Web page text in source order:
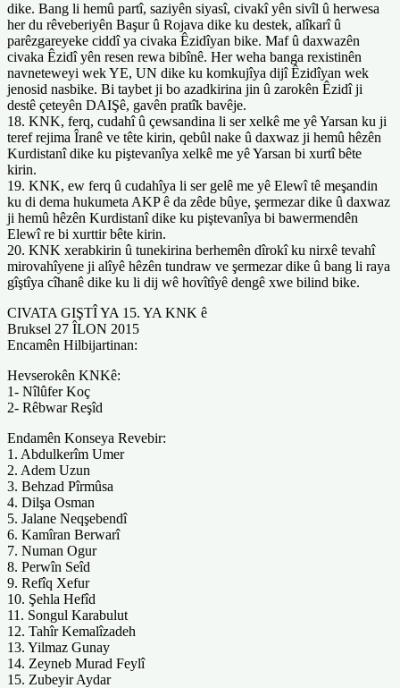
dike. Bang li hemû partî, saziyên siyasî, civakî yên sivîl û herwesa
her du rêveberiyên Başur û Rojava dike ku destek, alîkarî û
parêzgareyeke ciddî ya civaka Êzidîyan bike. Maf û daxwazên
civaka Êzidî yên resen rewa bibînê. Her weha banga rexistinên
navneteweyi wek YE, UN dike ku komkujîya dijî Êzidîyan wek
jenosid nasbike. Bi taybet ji bo azadkirina jin û zarokên Êzidî ji
destê çeteyên DAIŞê, gavên pratîk bavêje.
18. KNK, ferq, cudahî û çewsandina li ser xelkê me yê Yarsan ku ji
teref rejima Îranê ve tête kirin, qebûl nake û daxwaz ji hemû hêzên
Kurdistanî dike ku piştevanîya xelkê me yê Yarsan bi xurtî bête
kirin.
19. KNK, ew ferq û cudahîya li ser gelê me yê Elewî tê meşandin
ku di dema hukumeta AKP ê da zêde bûye, şermezar dike û daxwaz
ji hemû hêzên Kurdistanî dike ku piştevanîya bi bawermendên
Elewî re bi xurttir bête kirin.
20. KNK xerabkirin û tunekirina berhemên dîrokî ku nirxê tevahî
mirovahîyene ji alîyê hêzên tundraw ve şermezar dike û bang li raya
gîştîya cîhanê dike ku li dij wê hovîtîyê dengê xwe bilind bike.
CIVATA GIŞTÎ YA 15. YA KNK ê
Bruksel 27 ÎLON 2015
Encamên Hilbijartinan:
Hevserokên KNKê:
1- Nîlûfer Koç
2- Rêbwar Reşîd
Endamên Konseya Revebir:
1. Abdulkerîm Umer
2. Adem Uzun
3. Behzad Pîrmûsa
4. Dilşa Osman
5. Jalane Neqşebendî
6. Kamîran Berwarî
7. Numan Ogur
8. Perwîn Seîd
9. Refîq Xefur
10. Şehla Hefîd
11. Songul Karabulut
12. Tahîr Kemalîzadeh
13. Yilmaz Gunay
14. Zeyneb Murad Feylî
15. Zubeyir Aydar